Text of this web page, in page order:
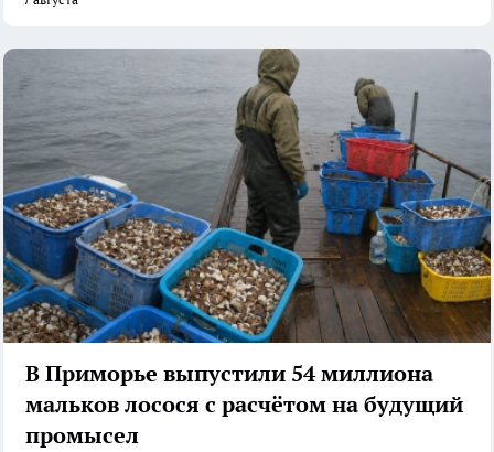
В Приморье выпустили 54 миллиона
мальков лосося с расчётом на будущий
промысел